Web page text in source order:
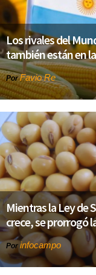
Los rivales del
también están en
PorFavio Re
Mientras la Ley de
crece, se prorrogó
Por infocampo